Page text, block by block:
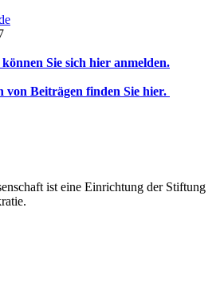
Sie sich hier anmelden.
von Beiträgen finden Sie hier.
ist eine Einrichtung der Stiftung